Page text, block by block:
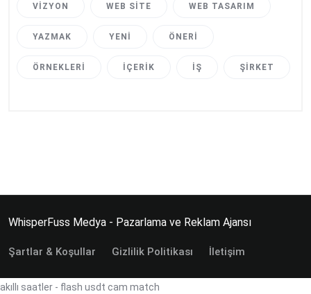
VIZYON WEB SITE WEB TASARIM
YAZMAK YENI ÖNERI
ÖRNEKLERI İÇERIK İŞ ŞIRKET
WhisperFuss Medya - Pazarlama ve Reklam Ajansı
Şartlar & Koşullar Gizlilik Politikası İletişim
akıllı saatler - flash usdt cam match